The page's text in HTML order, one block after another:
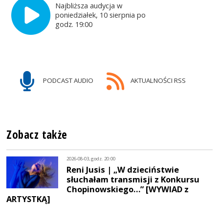
Najbliższa audycja w
poniedziałek, 10 sierpnia po
godz. 19:00
PODCAST AUDIO AKTUALNOŚCI RSS
Zobacz także
2026-08-03, godz. 20:00
Reni Jusis | „W dzieciństwie
słuchałam transmisji z Konkursu
Chopinowskiego…” [WYWIAD z
ARTYSTKĄ]